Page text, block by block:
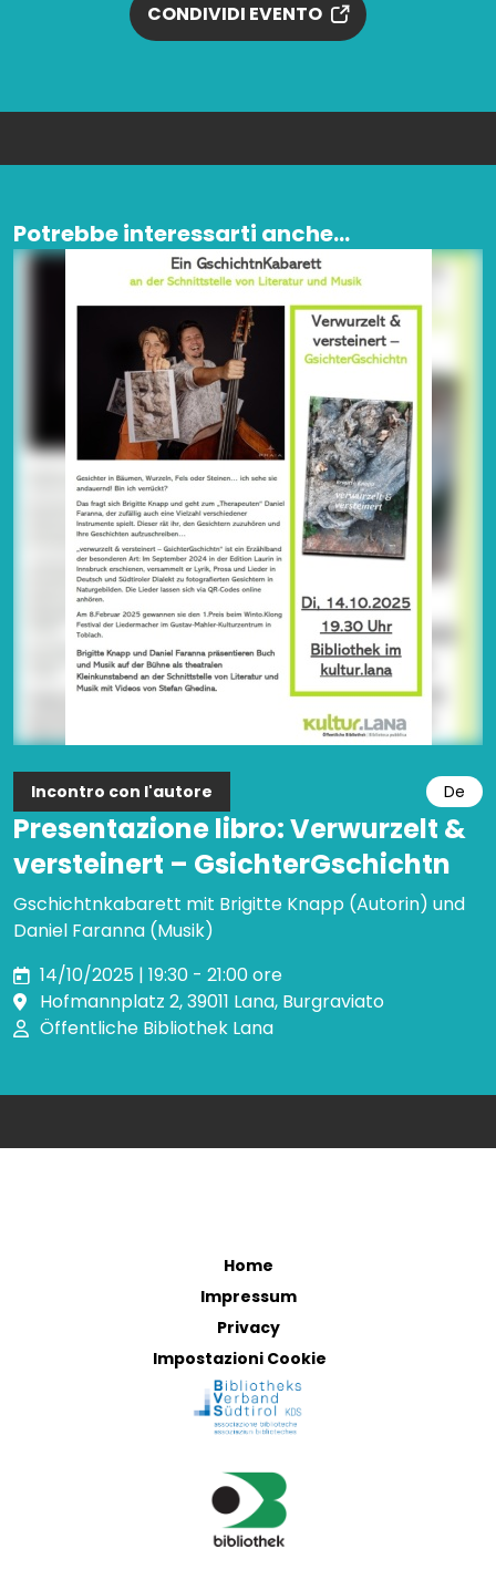
CONDIVIDI EVENTO
Potrebbe interessarti anche...
Incontro con l'autore De
Presentazione libro: Verwurzelt &
versteinert – GsichterGschichtn
Gschichtnkabarett mit Brigitte Knapp (Autorin) und
Daniel Faranna (Musik)
14/10/2025 | 19:30 - 21:00 ore
Hofmannplatz 2, 39011 Lana, Burgraviato
Öffentliche Bibliothek Lana
Home
Impressum
Privacy
Impostazioni Cookie